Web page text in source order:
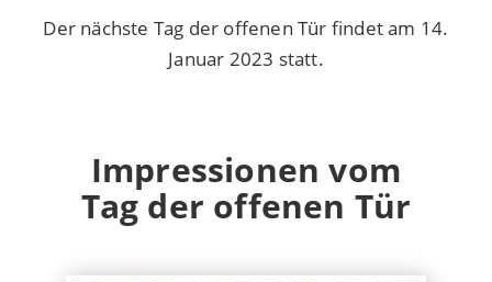
Der nächste Tag der offenen Tür findet am 14.
Januar 2023 statt.
Impressionen vom
Tag der offenen Tür